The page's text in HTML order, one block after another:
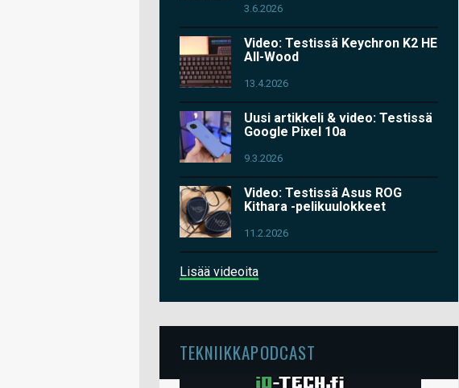
3.6.2026
Video: Testissä Keychron K2 HE
All-Wood
13.4.2026
Uusi artikkeli & video: Testissä
Google Pixel 10a
9.3.2026
Video: Testissä Asus ROG
Kithara -pelikuulokkeet
11.2.2026
Lisää videoita
TEKNIIKKAPODCAST